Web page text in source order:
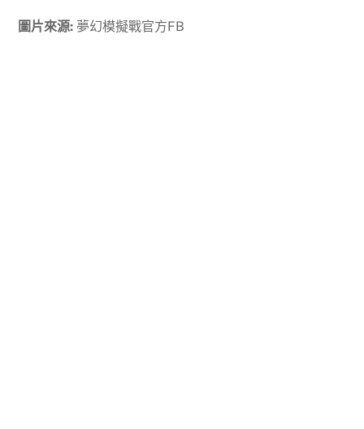
圖片來源: 夢幻模擬戰官方FB